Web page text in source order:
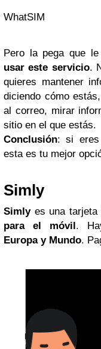
WhatSIM
Pero la pega que
usar este servicio.
quieres mantener
diciendo cómo
al correo, mirar
sitio en el que estás.
Conclusión: si
esta es tu mejor
Simly
Simlyes una tarjeta
para el móvil .
Europa y Mundo.